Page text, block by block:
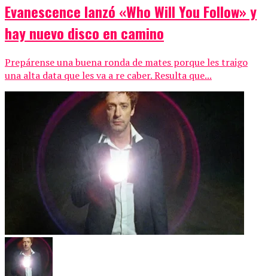
Evanescence lanzó «Who Will You Follow» y
hay nuevo disco en camino
Prepárense una buena ronda de mates porque les traigo
una alta data que les va a re caber. Resulta que...